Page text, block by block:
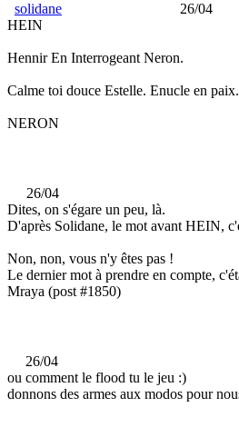
solidane 26/04
HEIN
Hennir En Interrogeant Neron.
Calme toi douce Estelle. Enucle en
NERON
26/04
Dites, on s'égare un peu, là.
D'après Solidane, le mot avant HEIN,
Non, non, vous n'y êtes pas !
Le dernier mot à prendre en compte,
Mraya (post #1850)
26/04
ou comment le flood tu le jeu :)
donnons des armes aux modos pour